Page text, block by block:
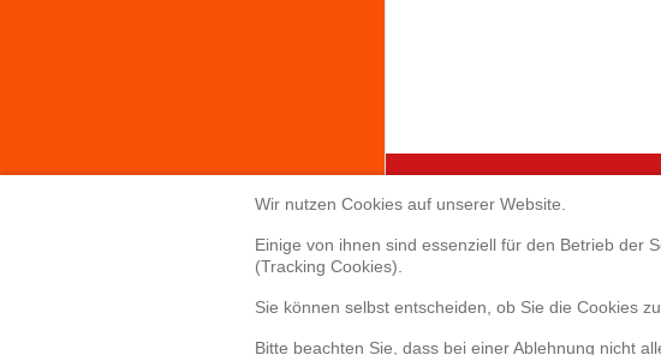
Creabis GmbH
85551 Kirchheim b.
Wir nutzen Cookies auf unserer Website.
Einige von ihnen sind essenziell für den Betrieb der
(Tracking Cookies).
Sie können selbst entscheiden, ob Sie die Cookies
Bitte beachten Sie, dass bei einer Ablehnung nicht